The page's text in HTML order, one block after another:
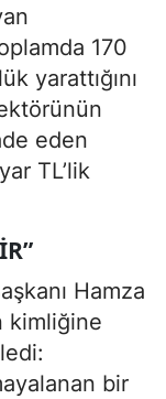
170
yarattığını
eden
TL’lik
Hamza
kimliğine
bir